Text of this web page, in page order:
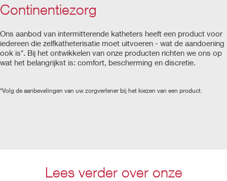
Continentiezorg
Ons aanbod van intermitterende katheters heeft een product voor
iedereen die zelfkatheterisatie moet uitvoeren - wat de aandoening
ook is*. Bij het ontwikkelen van onze producten richten we ons op
wat het belangrijkst is: comfort, bescherming en discretie.
*Volg de aanbevelingen van uw zorgverlener bij het kiezen van een product.
Lees verder over onze